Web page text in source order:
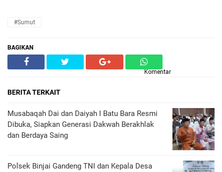
#Sumut
BAGIKAN
Komentar
BERITA TERKAIT
Musabaqah Dai dan Daiyah I Batu Bara Resmi
Dibuka, Siapkan Generasi Dakwah Berakhlak
dan Berdaya Saing
Polsek Binjai Gandeng TNI dan Kepala Desa